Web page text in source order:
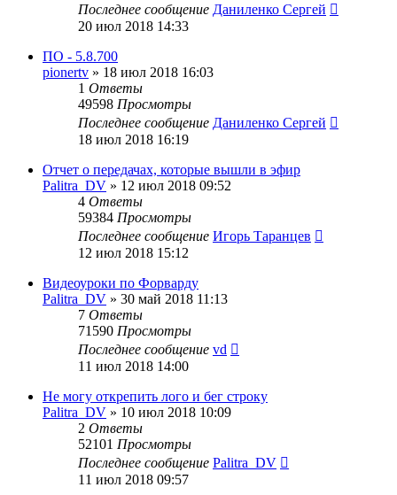
Последнее сообщение Даниленко Сергей
20 июл 2018 14:33
ПО - 5.8.700
pionertv » 18 июл 2018 16:03
1 Ответы
49598 Просмотры
Последнее сообщение Даниленко Сергей
18 июл 2018 16:19
Отчет о передачах, которые вышли в эфир
Palitra_DV » 12 июл 2018 09:52
4 Ответы
59384 Просмотры
Последнее сообщение Игорь Таранцев
12 июл 2018 15:12
Видеоуроки по Форварду
Palitra_DV » 30 май 2018 11:13
7 Ответы
71590 Просмотры
Последнее сообщение vd
11 июл 2018 14:00
Не могу открепить лого и бег строку
Palitra_DV » 10 июл 2018 10:09
2 Ответы
52101 Просмотры
Последнее сообщение Palitra_DV
11 июл 2018 09:57